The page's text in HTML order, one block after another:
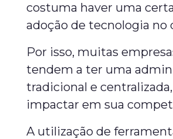
costuma haver uma
adoção de tecnologia no
Por isso, muitas
tendem a ter uma
tradicional e
impactar em sua
A utilização de